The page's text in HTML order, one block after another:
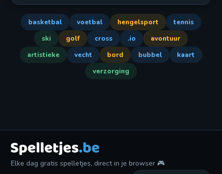
basketbal voetbal hengelsport
tennis
ski
golf cross .io
avontuur
artistieke
vecht bord bubbel
kaart
verzorging
Elke dag gratis spelletjes, direct in je browser 🎮